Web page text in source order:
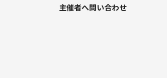
月一開催目標で、場所は東京の高
主催者へ問い合わせ